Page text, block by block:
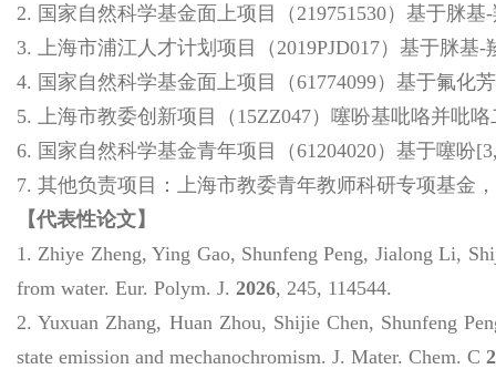
2. 国家自然科学基金面上项目（219751530）基于脒
3. 上海市浦江人才计划项目（2019PJD017）基于脒
4. 国家自然科学基金面上项目（61774099）基于氟
5. 上海市教委创新项目（15ZZ047）噻吩基吡咯并吡
6. 国家自然科学基金青年项目（61204020）基于噻
7. 其他负责项目：上海市教委青年教师科研专项基金
【代表性论文】
1. Zhiye Zheng, Ying Gao, Shunfeng Peng, Jialong Li,
from water. Eur. Polym. J. 2026, 245, 114544.
2.Yuxuan Zhang, Huan Zhou, Shijie Chen, Shunfeng
state emission and mechanochromism. J. Mater. Chem. C